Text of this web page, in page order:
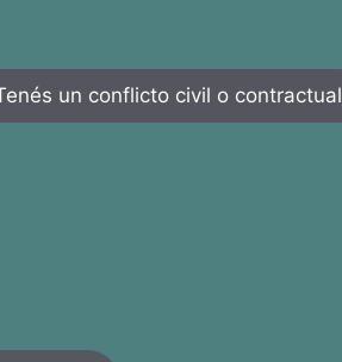
un conflicto civil o contractual